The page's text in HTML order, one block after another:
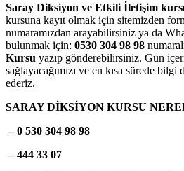
Saray Diksiyon ve Etkili İletişim
kursuna kayıt olmak için sitemizden
numaramızdan arayabilirsiniz ya da
bulunmak için: 0530 304 98 98
Kursu yazıp gönderebilirsiniz. Gün
sağlayacağımızı ve en kısa sürede bilgi
ederiz.
SARAY DİKSİYON KURSU
– 0 530 304 98 98
– 444 33 07